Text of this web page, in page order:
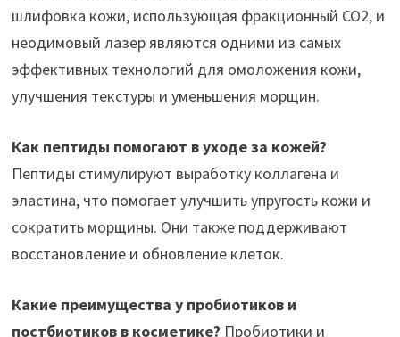
шлифовка кожи, использующая фракционный CO2, и
неодимовый лазер являются одними из самых
эффективных технологий для омоложения кожи,
улучшения текстуры и уменьшения морщин.
Как пептиды помогают в уходе за кожей?
Пептиды стимулируют выработку коллагена и
эластина, что помогает улучшить упругость кожи и
сократить морщины. Они также поддерживают
восстановление и обновление клеток.
Какие преимущества у пробиотиков и
постбиотиков в косметике? Пробиотики и